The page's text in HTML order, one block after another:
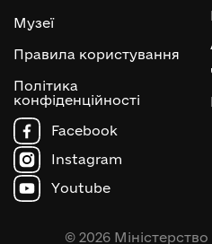
Музеї
Правила користування
Політика
конфіденційності
Facebook
Instagram
Youtube
© 2026